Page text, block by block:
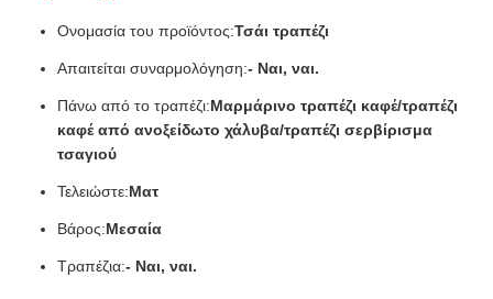
Ονομασία του προϊόντος:Τσάι τραπέζι
Απαιτείται συναρμολόγηση:- Ναι, ναι.
Πάνω από το τραπέζι:Μαρμάρινο τραπέζι καφέ/τραπέζι
καφέ από ανοξείδωτο χάλυβα/τραπέζι σερβίρισμα
τσαγιού
Τελειώστε:Ματ
Βάρος:Μεσαία
Τραπέζια:- Ναι, ναι.